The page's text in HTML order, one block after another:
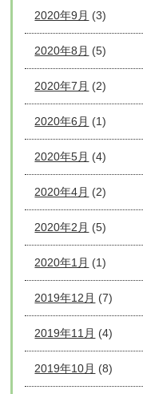
2020年9月 (3)
2020年8月 (5)
2020年7月 (2)
2020年6月 (1)
2020年5月 (4)
2020年4月 (2)
2020年2月 (5)
2020年1月 (1)
2019年12月 (7)
2019年11月 (4)
2019年10月 (8)